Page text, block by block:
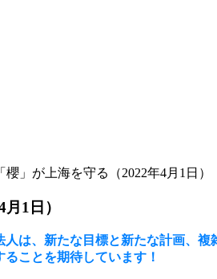
」が上海を守る（2022年4月1日）
1日）
は、新たな目標と新たな計画、
ことを期待しています！